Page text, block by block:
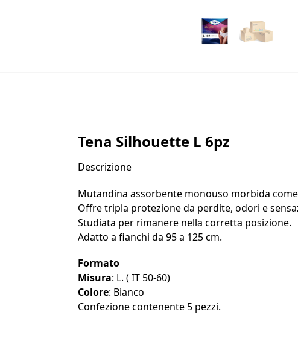
Tena Silhouette L 6pz
Descrizione
Mutandina assorbente monouso morbida
Offre tripla protezione da perdite, odori e
Studiata per rimanere nella corretta posizione.
Adatto a fianchi da 95 a 125 cm.
Formato
Misura: L. ( IT 50-60)
Colore: Bianco
Confezione contenente 5 pezzi.